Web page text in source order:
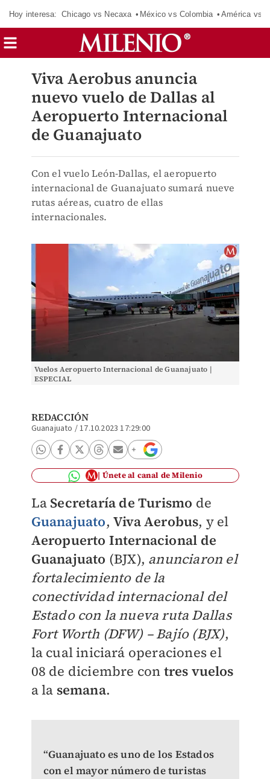
Hoy interesa: Chicago vs Necaxa México vs Colombia América vs
Viva Aerobus anuncia
nuevo vuelo de Dallas al
Aeropuerto Internacional
de Guanajuato
Con el vuelo León-Dallas, el aeropuerto
internacional de Guanajuato sumará nueve
rutas aéreas, cuatro de ellas
internacionales.
Vuelos Aeropuerto Internacional de Guanajuato |
ESPECIAL
REDACCIÓN
Guanajuato /17.10.2023 17:29:00
Únete al canal de Milenio
La Secretaría de Turismo de
Guanajuato, Viva Aerobus, y el
Aeropuerto Internacional de
Guanajuato (BJX), anunciaron el
fortalecimiento de la
conectividad internacional del
Estado con la nueva ruta Dallas
Fort Worth (DFW) – Bajío (BJX),
la cual iniciará operaciones el
08 de diciembre con tres vuelos
a la semana.
“Guanajuato es uno de los Estados
con el mayor número de turistas